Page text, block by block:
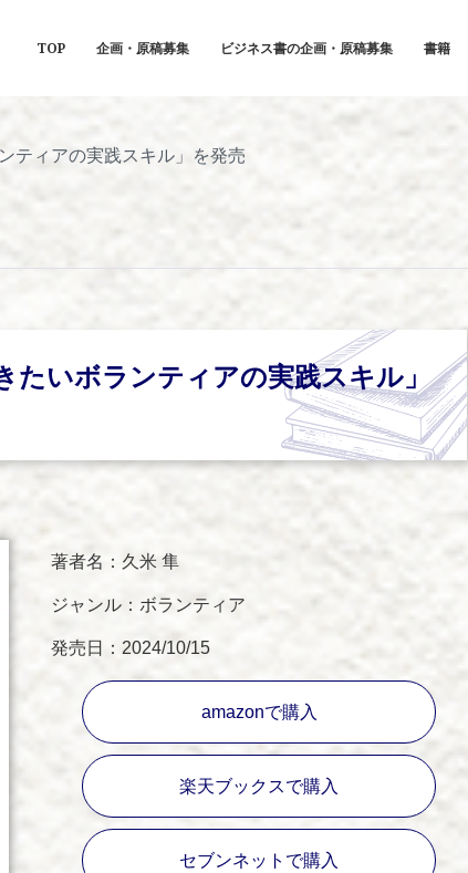
TOP 企画・原稿募集 ビジネス書の企画・原稿募集 書籍
ティアの実践スキル」を発売
たいボランティアの実践スキル」
著者名：久米 隼
ジャンル：ボランティア
発売日：2024/10/15
amazonで購入
楽天ブックスで購入
セブンネットで購入